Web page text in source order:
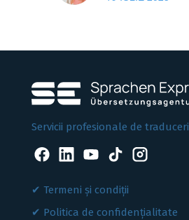
Servicii profesionale de traduceri
Termeni și condiții
Politica de confidențialitate